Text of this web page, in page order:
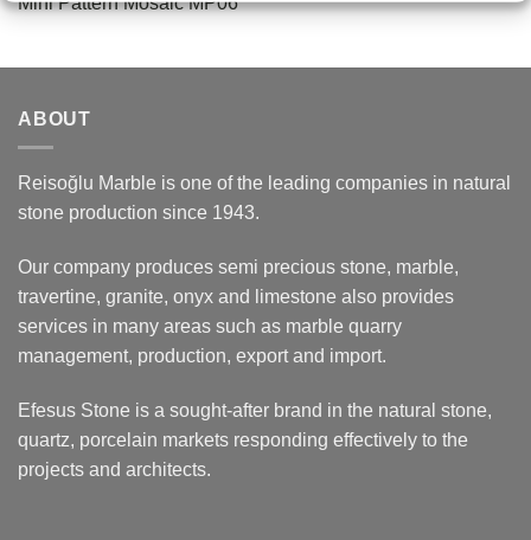
ABOUT
Reisoğlu Marble is one of the leading companies in natural
stone production since 1943.
Our company produces semi precious stone, marble,
travertine, granite, onyx and limestone also provides
services in many areas such as marble quarry
management, production, export and import.
Efesus Stone is a sought-after brand in the natural stone,
quartz, porcelain markets responding effectively to the
projects and architects.